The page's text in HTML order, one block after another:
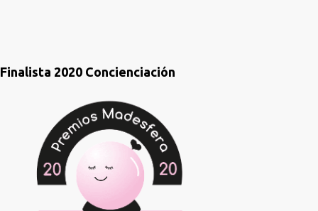
Finalista 2020 Concienciación